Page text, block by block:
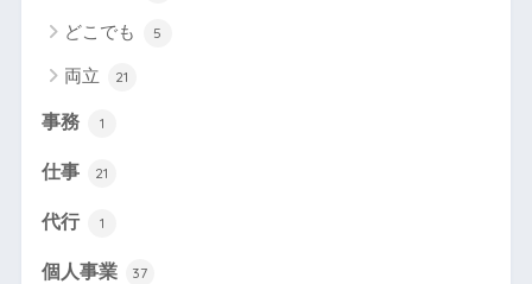
どこでも 5
両立 21
事務 1
仕事 21
代行 1
個人事業 37